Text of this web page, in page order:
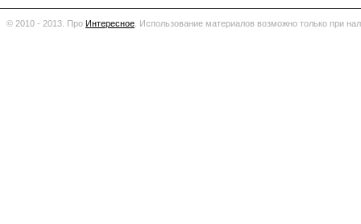
© 2010 - 2013. Про Интересное Использование материалов возможно только при